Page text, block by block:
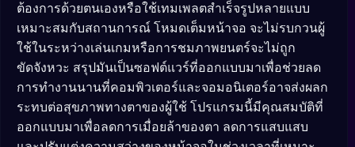
ต้องการด้วยตนเองหรือใช้เทมเพลตสำเร็จรูปหลายแบบ
เหมาะสมกับสถานการณ์ โหมดเต็มหน้าจอ จะไม่รบกวนผู้
ใช้ในระหว่างเล่นเกมหรือการชมภาพยนตร์จะไม่ถูก
ขัดจังหวะ สรุปมันเป็นซอฟต์แวร์ที่ออกแบบมาเพื่อช่วยลด
การทำงานนานที่คอมพิวเตอร์และจอมอนิเตอร์อาจส่งผลก
ระทบต่อสุขภาพทางตาของผู้ใช้ โปรแกรมนี้มีคุณสมบัติที่
ออกแบบมาเพื่อลดการเมื่อยล้าของตา ลดการแสบแสบ